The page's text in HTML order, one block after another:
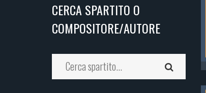
CERCA SPARTITO O
COMPOSITORE/AUTORE